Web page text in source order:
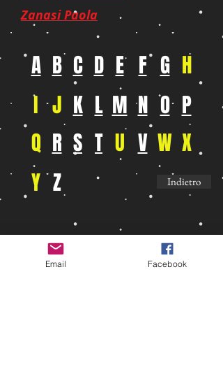
Zanasi Paola
A B C D E F G H
I J K L M N O P
Q R S T U V W X
Y Z Indietro
Email Facebook